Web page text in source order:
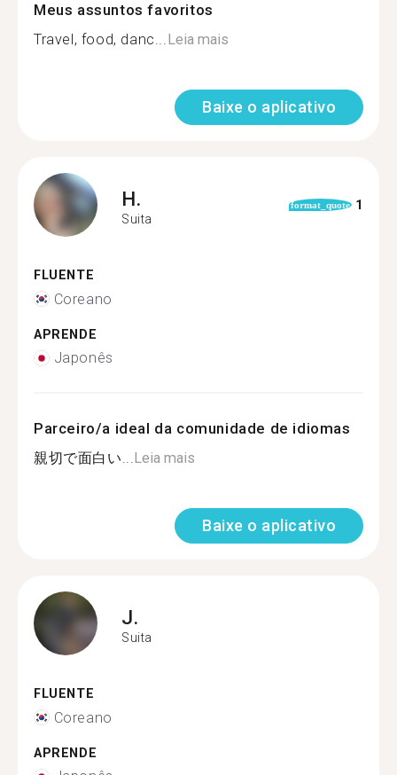
Meus assuntos favoritos
Travel, food, danc...Leia mais
Baixe o aplicativo
H.
Suita
format_quote 1
FLUENTE
Coreano
APRENDE
Japonês
Parceiro/a ideal da comunidade de idiomas
親切で面白い...Leia mais
Baixe o aplicativo
J.
Suita
FLUENTE
Coreano
APRENDE